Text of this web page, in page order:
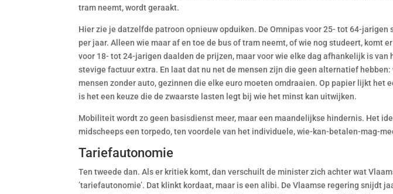
tram neemt, wordt geraakt.
Hier zie je datzelfde patroon opnieuw opduiken. De Omnipas voor 25- tot 64-jarigen
per jaar. Alleen wie maar af en toe de bus of tram neemt, of wie nog studeert, komt
voor 18- tot 24-jarigen daalden de prijzen, maar voor wie elke dag afhankelijk is van
stevige factuur extra. En laat dat nu net de mensen zijn die geen alternatief
mensen zonder auto, gezinnen die elke euro moeten omdraaien. Op papier lijkt het
is het een keuze die de zwaarste lasten legt bij wie het minst kan uitwijken.
Mobiliteit wordt zo geen basisdienst meer, maar een maandelijkse hindernis. Het
midscheeps een torpedo, ten voordele van het individuele, wie-kan-betalen-mag-
Tariefautonomie
Ten tweede dan. Als er kritiek komt, dan verschuilt de minister zich achter wat
’tariefautonomie’. Dat klinkt kordaat, maar is een alibi. De Vlaamse regering snijdt